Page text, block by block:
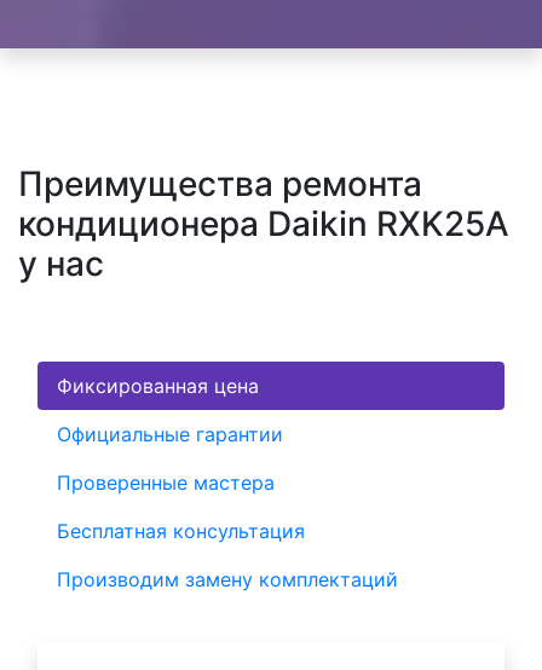
Преимущества ремонта
кондиционера Daikin RXK25A
у нас
Фиксированная цена
Официальные гарантии
Проверенные мастера
Бесплатная консультация
Производим замену комплектаций